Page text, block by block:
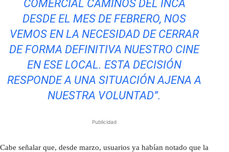
COMERCIAL CAMINOS DEL INCA
DESDE EL MES DE FEBRERO, NOS
VEMOS EN LA NECESIDAD DE CERRAR
DE FORMA DEFINITIVA NUESTRO CINE
EN ESE LOCAL. ESTA DECISIÓN
RESPONDE A UNA SITUACIÓN AJENA A
NUESTRA VOLUNTAD”.
Publicidad
Cabe señalar que, desde marzo, usuarios ya habían notado que la